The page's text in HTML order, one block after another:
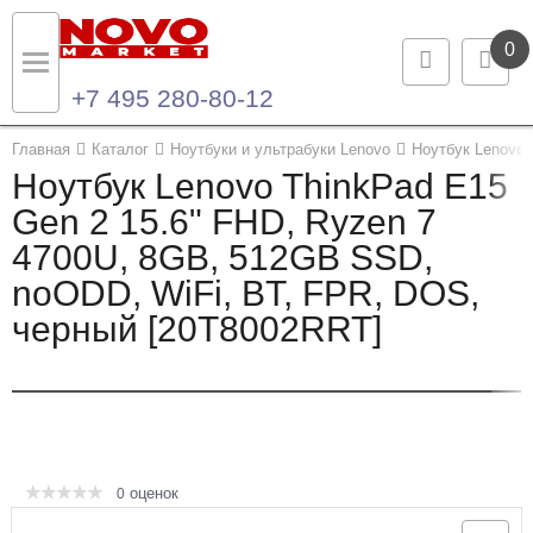
0
+7 495 280-80-12
Главная Каталог Ноутбуки и ультрабуки Lenovo Ноутбук
Ноутбук Lenovo ThinkPad E15
Gen 2 15.6" FHD, Ryzen 7
4700U, 8GB, 512GB SSD,
noODD, WiFi, BT, FPR, DOS,
черный [20T8002RRT]
0 оценок
Назад
Каталог продукции
Ноутбуки и ультрабуки
Компьютеры
Назад
Контакты
Контактная информация